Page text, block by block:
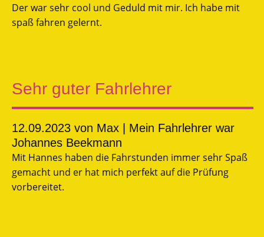
Der war sehr cool und Geduld mit mir. Ich habe mit
spaß fahren gelernt.
Sehr guter Fahrlehrer
12.09.2023 von Max | Mein Fahrlehrer war
Johannes Beekmann
Mit Hannes haben die Fahrstunden immer sehr Spaß
gemacht und er hat mich perfekt auf die Prüfung
vorbereitet.